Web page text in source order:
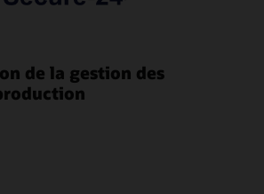
de la gestion des